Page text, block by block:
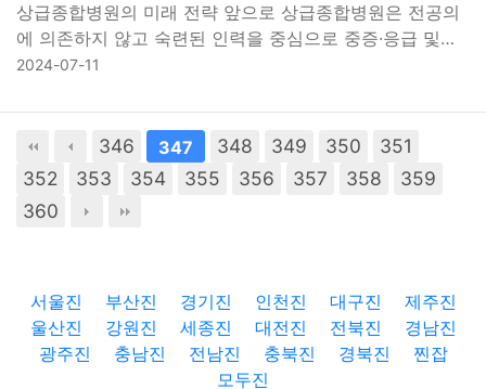
상급종합병원의 미래 전략 앞으로 상급종합병원은 전공의
에 의존하지 않고 숙련된 인력을 중심으로 중증·응급 및…
2024-07-11
346 347 348 349 350
351
352
353 354 355 356 357 358
359
360
서울진 부산진 경기진 인천진 대구진
제주진
울산진
강원진 세종진 대전진 전북진
경남진
광주진
충남진 전남진 충북진 경북진
찐잡
모두진